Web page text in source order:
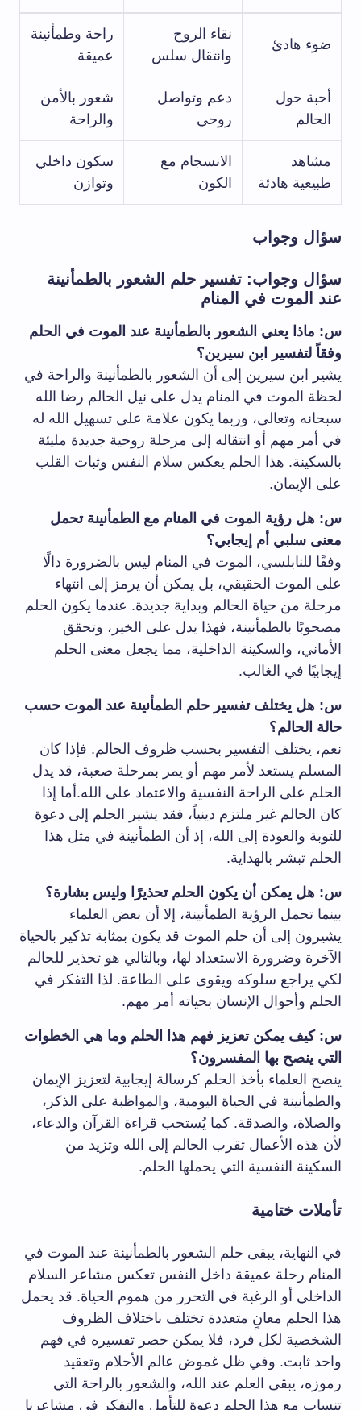
ضوء هادئ
نقاء الروح
وانتقال سلس
راحة وطمأنينة
عميقة
أحبة حول
الحالم
دعم وتواصل
روحي
شعور بالأمن
والراحة
مشاهد
طبيعية هادئة
الانسجام مع
الكون
سكون داخلي
وتوازن
سؤال وجواب
سؤال وجواب: تفسير حلم الشعور بالطمأنينة
عند الموت في المنام
س: ماذا يعني الشعور بالطمأنينة عند الموت في الحلم
وفقاً لتفسير ابن سيرين؟
يشير ابن سيرين إلى أن الشعور بالطمأنينة والراحة في
لحظة الموت في المنام يدل على نيل الحالم رضا الله
سبحانه وتعالى، وربما يكون علامة على تسهيل الله له
في أمر مهم أو انتقاله إلى مرحلة روحية جديدة مليئة
بالسكينة. هذا الحلم يعكس سلام النفس وثبات القلب
على الإيمان.
س: هل رؤية الموت في المنام مع الطمأنينة تحمل
معنى سلبي أم إيجابي؟
وفقًا للنابلسي، الموت في المنام ليس بالضرورة دالًا
على الموت الحقيقي، بل يمكن أن يرمز إلى انتهاء
مرحلة من حياة الحالم وبداية جديدة. عندما يكون الحلم
مصحوبًا بالطمأنينة، فهذا يدل على الخير، وتحقق
الأماني، والسكينة الداخلية، مما يجعل معنى الحلم
إيجابيًا في الغالب.
س: هل يختلف تفسير حلم الطمأنينة عند الموت حسب
حالة الحالم؟
نعم، يختلف التفسير بحسب ظروف الحالم. فإذا كان
المسلم يستعد لأمر مهم أو يمر بمرحلة صعبة، قد يدل
الحلم على الراحة النفسية والاعتماد على الله.أما إذا
كان الحالم غير ملتزم دينياً، فقد يشير الحلم إلى دعوة
للتوبة والعودة إلى الله، إذ أن الطمأنينة في مثل هذا
الحلم تبشر بالهداية.
س: هل يمكن أن يكون الحلم تحذيرًا وليس بشارة؟
بينما تحمل الرؤية الطمأنينة، إلا أن بعض العلماء
يشيرون إلى أن حلم الموت قد يكون بمثابة تذكير بالحياة
الآخرة وضرورة الاستعداد لها، وبالتالي هو تحذير للحالم
لكي يراجع سلوكه ويقوى على الطاعة. لذا التفكر في
الحلم وأحوال الإنسان بحياته أمر مهم.
س: كيف يمكن تعزيز فهم هذا الحلم وما هي الخطوات
التي ينصح بها المفسرون؟
ينصح العلماء بأخذ الحلم كرسالة إيجابية لتعزيز الإيمان
والطمأنينة في الحياة اليومية، والمواظبة على الذكر،
والصلاة، والصدقة. كما يُستحب قراءة القرآن والدعاء،
لأن هذه الأعمال تقرب الحالم إلى الله وتزيد من
السكينة النفسية التي يحملها الحلم.
تأملات ختامية
في النهاية، يبقى حلم الشعور بالطمأنينة عند الموت في
المنام رحلة عميقة داخل النفس تعكس مشاعر السلام
الداخلي أو الرغبة في التحرر من هموم الحياة. قد يحمل
هذا الحلم معانٍ متعددة تختلف باختلاف الظروف
الشخصية لكل فرد، فلا يمكن حصر تفسيره في فهم
واحد ثابت. وفي ظل غموض عالم الأحلام وتعقيد
رموزه، يبقى العلم عند الله، والشعور بالراحة التي
تنساب مع هذا الحلم دعوة للتأمل والتفكر في مشاعرنا